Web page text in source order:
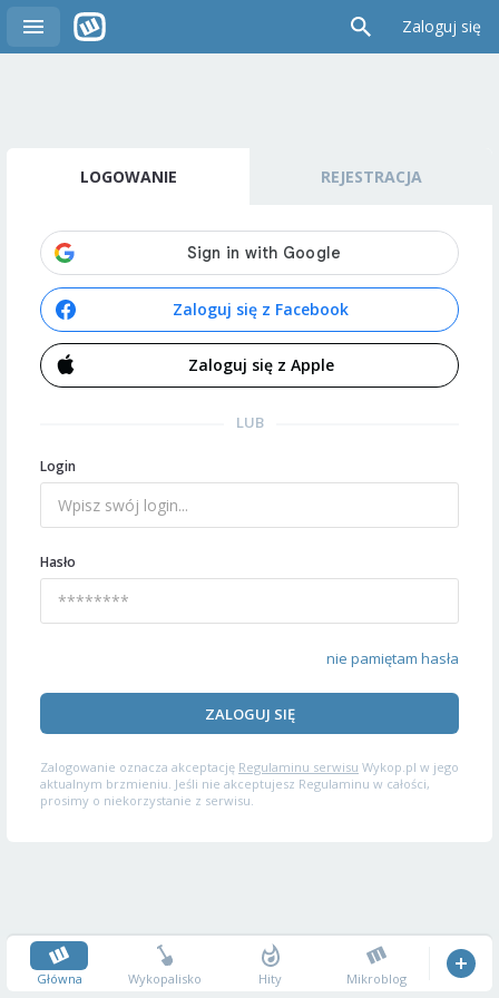
Zaloguj się
LOGOWANIE REJESTRACJA
Zaloguj się z Facebook
Zaloguj się z Apple
LUB
Login
Hasło
nie pamiętam hasła
ZALOGUJ SIĘ
Zalogowanie oznacza akceptację Regulaminu serwisu Wykop.pl w jego
aktualnym brzmieniu. Jeśli nie akceptujesz Regulaminu w całości,
prosimy o niekorzystanie z serwisu.
Główna Wykopalisko Hity Mikroblog